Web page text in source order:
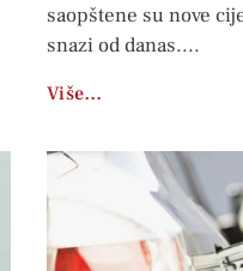
saopštene su nove
snazi od danas.
Više…